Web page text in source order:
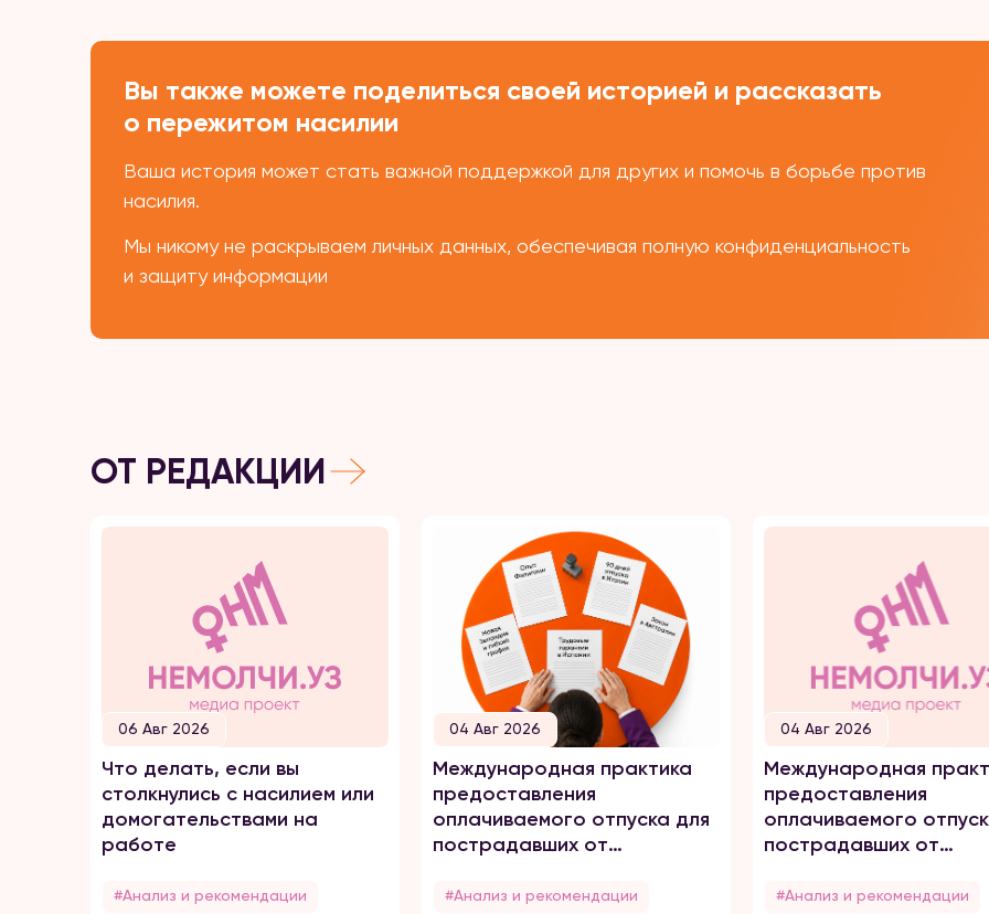
Вы также можете поделиться своей историей и рассказать
о пережитом насилии
Ваша история может стать важной поддержкой для других и помочь в борьбе против
насилия.
Мы никому не раскрываем личных данных, обеспечивая полную конфиденциальность
и защиту информации
ОТ РЕДАКЦИИ
06 Авг 2026
Что делать, если вы
столкнулись с насилием или
домогательствами на
работе
#Анализ и рекомендации
04 Авг 2026
Международная практика
предоставления
оплачиваемого отпуска для
пострадавших от
#Анализ и рекомендации
04 Авг 2026
Международная
предоставления
оплачиваемого
пострадавших от
#Анализ и рекомендации